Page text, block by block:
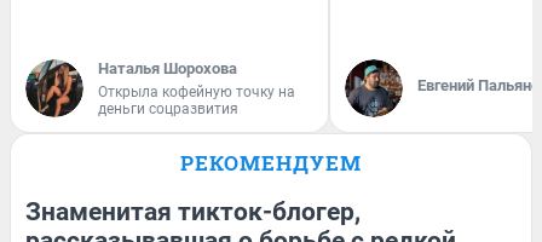
Наталья Шорохова
Открыла кофейную точку на
деньги соцразвития
Евгений
РЕКОМЕНДУЕМ
Знаменитая тикток-блогер,